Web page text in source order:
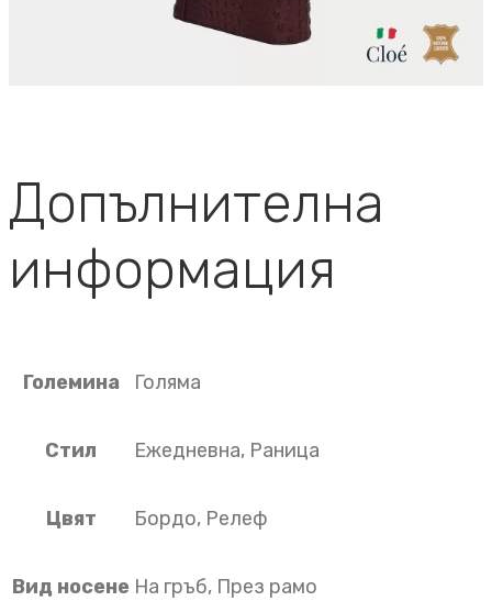
Допълнителна
информация
Големина Голяма
Стил Ежедневна, Раница
Цвят Бордо, Релеф
Вид носене На гръб, През рамо